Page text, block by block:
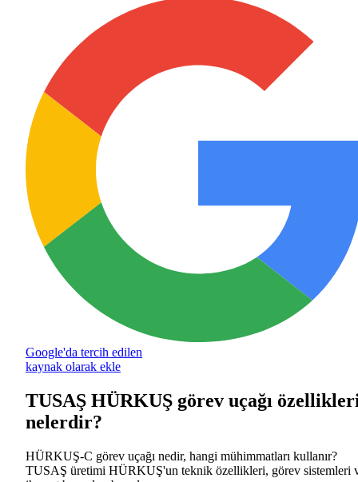
Google'da tercih edilen
kaynak olarak ekle
TUSAŞ HÜRKUŞ görev uçağı
nelerdir?
HÜRKUŞ-C görev uçağı nedir, hangi mühimmatları kullanır?
TUSAŞ üretimi HÜRKUŞ'un teknik özellikleri, görev sistemleri